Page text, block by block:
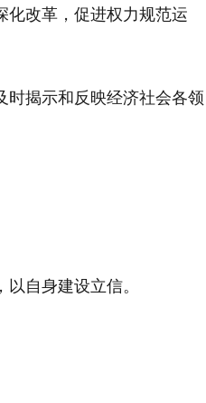
化改革，促进权力规范运
时揭示和反映经济社会各领
自身建设立信。